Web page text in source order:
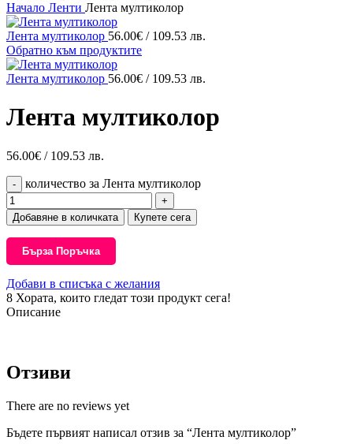
Начало Ленти Лента мултиколор
Лента мултиколор 56.00€ / 109.53 лв.
Обратно към продуктите
Лента мултиколор 56.00€ / 109.53 лв.
Лента мултиколор
56.00€ / 109.53 лв.
количество за Лента мултиколор
Добавяне в количката Купете сега
Бърза Поръчка
Добави в списъка с желания
8 Хората, които гледат този продукт сега!
Описание
Отзиви
There are no reviews yet
Бъдете първият написал отзив за “Лента мултиколор”